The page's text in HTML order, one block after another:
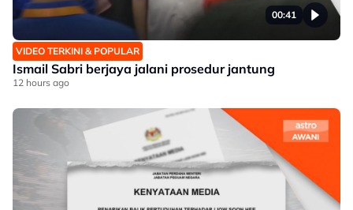
00:41
VIDEO TERKINI & POPULAR
Ismail Sabri berjaya jalani prosedur jantung
12 hours ago